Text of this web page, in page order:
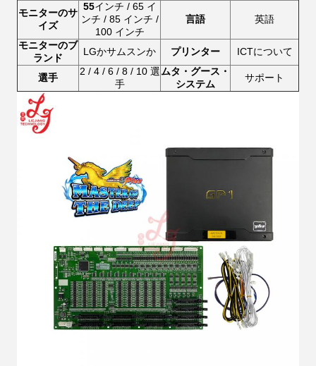
モニターのサ
イズ
55インチ / 65 イ
ンチ / 85 インチ /
100 インチ
言語 英語
モニターのブ
ランド
LGかサムスンか プリンター ICTについて
選手
2 / 4 / 6 / 8 / 10 選
手
ムタ・グース・
システム
サポート